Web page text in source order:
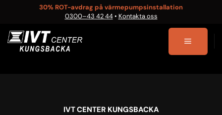
content
30% ROT-avdrag på värmepumpsinstallation
0300–43 42 44• Kontakta oss
IVT CENTER KUNGSBACKA